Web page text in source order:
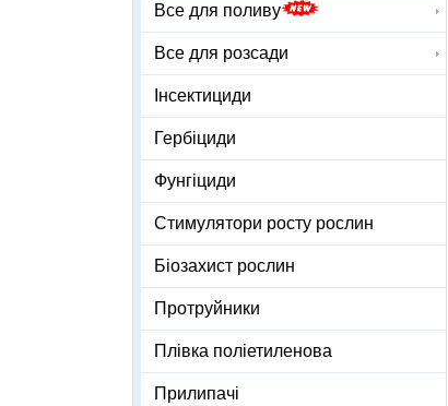
Все для поливу
Все для розсади
Інсектициди
Гербіциди
Фунгіциди
Стимулятори росту рослин
Біозахист рослин
Протруйники
Плівка поліетиленова
Прилипачі